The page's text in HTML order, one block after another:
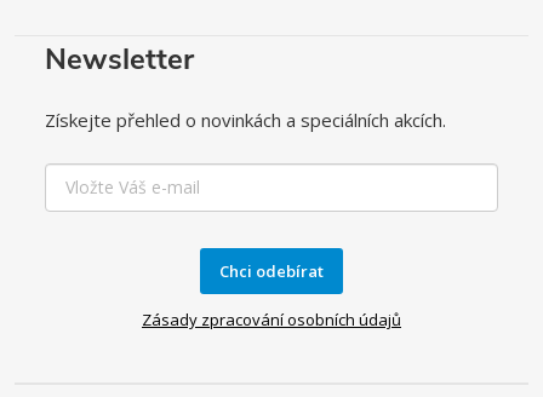
Newsletter
Získejte přehled o novinkách a speciálních akcích.
Chci odebírat
Zásady zpracování osobních údajů